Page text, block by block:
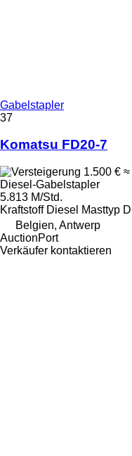
Gabelstapler
37
Komatsu FD20-7
1.500 € ≈
Diesel-Gabelstapler
5.813 M/Std.
Kraftstoff Diesel Masttyp
Belgien, Antwerp
AuctionPort
Verkäufer kontaktieren